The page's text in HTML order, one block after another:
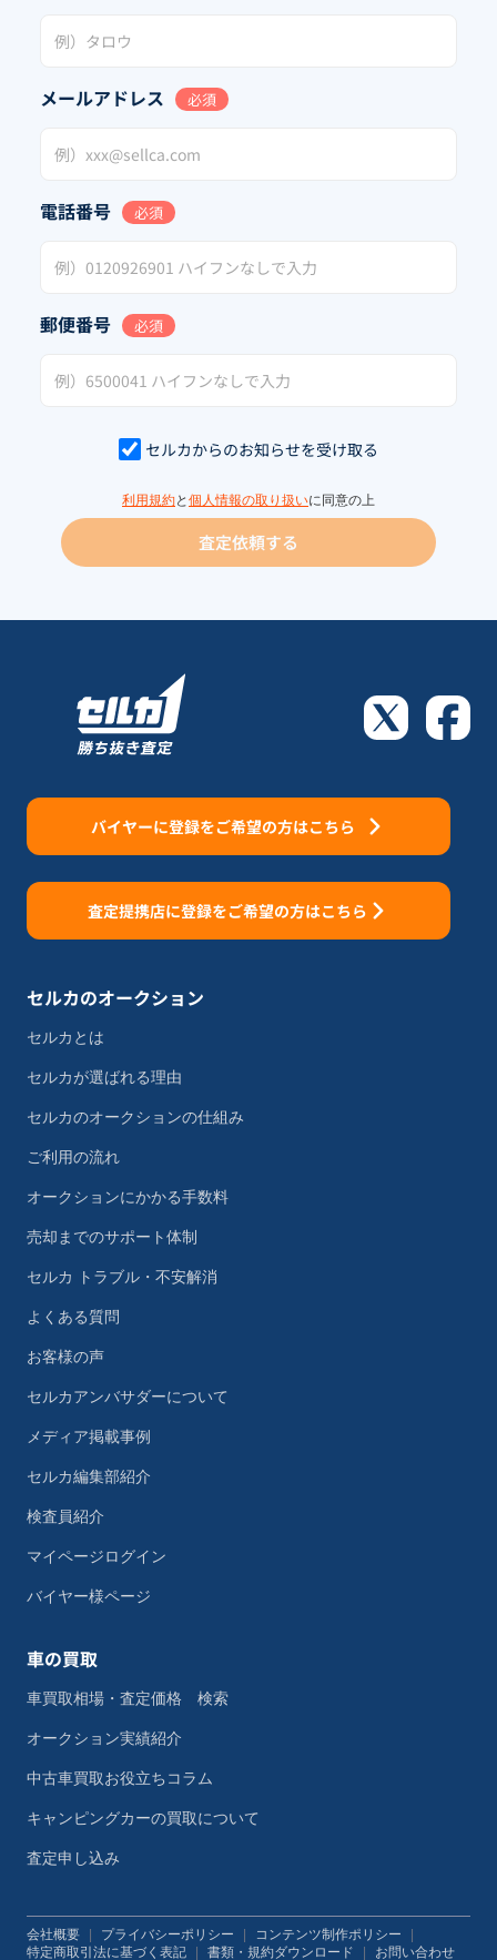
メールアドレス 必須
電話番号 必須
郵便番号 必須
セルカからのお知らせを受け取る
利用規約と 個人情報の取り扱いに同意の上
査定依頼する
バイヤーに登録をご希望の方はこちら
査定提携店に登録をご希望の方はこちら
セルカのオークション
セルカとは
セルカが選ばれる理由
セルカのオークションの仕組み
ご利用の流れ
オークションにかかる手数料
売却までのサポート体制
セルカ トラブル・不安解消
よくある質問
お客様の声
セルカアンバサダーについて
メディア掲載事例
セルカ編集部紹介
検査員紹介
マイページログイン
バイヤー様ページ
車の買取
車買取相場・査定価格 検索
オークション実績紹介
中古車買取お役立ちコラム
キャンピングカーの買取について
査定申し込み
会社概要 プライバシーポリシー コンテンツ制作ポリシー
特定商取引法に基づく表記
書類・規約ダウンロード お問い合わせ